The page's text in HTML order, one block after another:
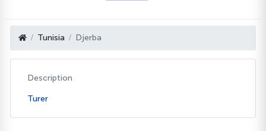
Tunisia Djerba
Description
Turer